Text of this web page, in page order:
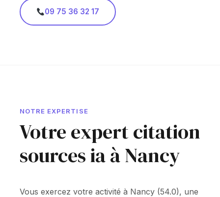
09 75 36 32 17
NOTRE EXPERTISE
Votre expert citation
sources ia à Nancy
Vous exercez votre activité à Nancy (54.0), une